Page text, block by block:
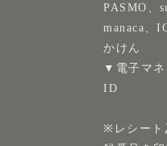
PASMO、
manaca、
かけん
▼電子マネ
ID
※レシート